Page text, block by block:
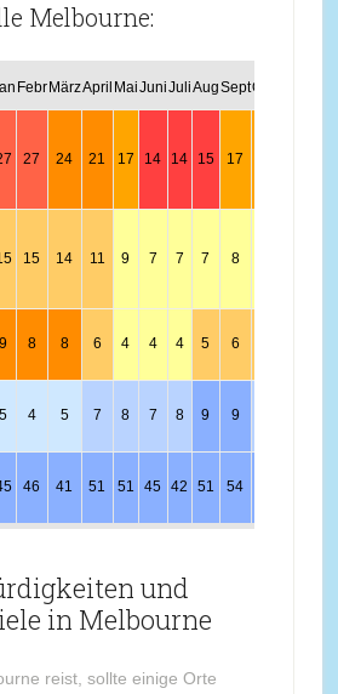
Melbourne:
Febr MärzApril MaiJuniJuliAugSeptOkt
27 24 21 17 14 14 15 17
15 14 11 9 7 7 7 8
9 8 8 6 4 4 4 5 6
5 4 5 7 8 7 8 9 9
46 41 51 51 45 42 51 54
und
in Melbourne
reist, sollte einige Orte